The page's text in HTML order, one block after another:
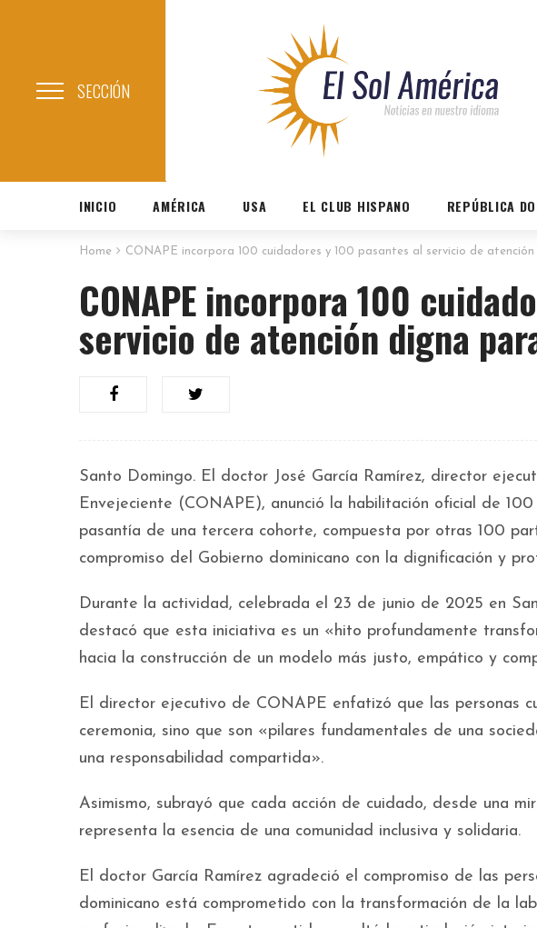
SECCIÓN
INICIO AMÉRICA USA EL CLUB HISPANO REPÚBLICA
Home CONAPE incorpora 100 cuidadores y 100 pasantes al servicio de
CONAPE incorpora 100
servicio de atención digna
Santo Domingo. El doctor José García Ramírez, director
Envejeciente (CONAPE), anunció la habilitación oficial de
pasantía de una tercera cohorte, compuesta por otras 100
compromiso del Gobierno dominicano con la dignificación y
Durante la actividad, celebrada el 23 de junio de 2025 en
destacó que esta iniciativa es un «hito profundamente
hacia la construcción de un modelo más justo, empático y
El director ejecutivo de CONAPE enfatizó que las personas
ceremonia, sino que son «pilares fundamentales de una
una responsabilidad compartida».
Asimismo, subrayó que cada acción de cuidado, desde una
representa la esencia de una comunidad inclusiva y solidaria.
El doctor García Ramírez agradeció el compromiso de las
dominicano está comprometido con la transformación de la